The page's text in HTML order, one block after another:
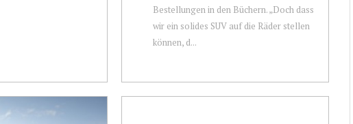
Bestellungen in den Büchern. „Doch dass
wir ein solides SUV auf die Räder stellen
können, d...